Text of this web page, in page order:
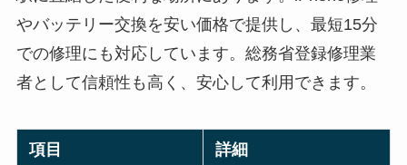
やバッテリー交換を安い価格で提供し、最短15分
での修理にも対応しています。総務省登録修理業
者として信頼性も高く、安心して利用できます。
項目 詳細